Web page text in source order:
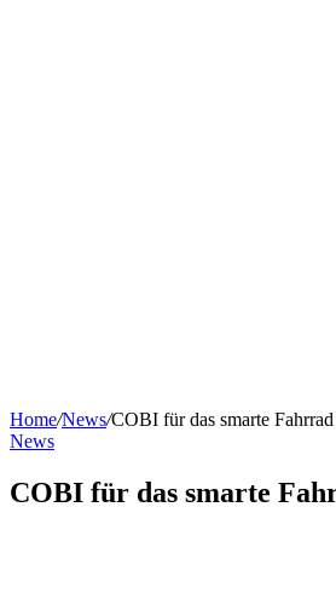
Home/News/COBI für das smarte Fahrrad
News
COBI für das smarte